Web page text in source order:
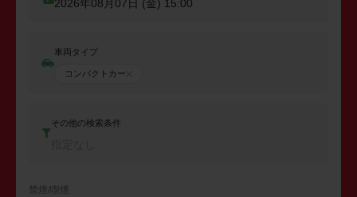
2026年08月07日 (金) 15:00
車両タイプ
コンパクトカー
その他の検索条件
禁煙/喫煙